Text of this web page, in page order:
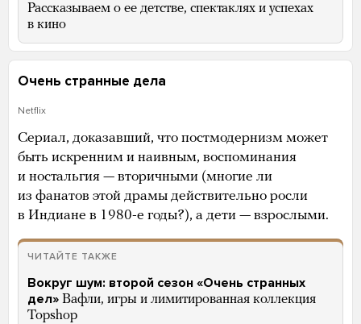
Рассказываем о ее детстве, спектаклях и успехах
в кино
Очень странные дела
Netflix
Сериал, доказавший, что постмодернизм может
быть искренним и наивным, воспоминания
и ностальгия — вторичными (многие ли
из фанатов этой драмы действительно росли
в Индиане в 1980-е годы?), а дети — взрослыми.
ЧИТАЙТЕ ТАКЖЕ
Вокруг шум: второй сезон «Очень странных
дел» Вафли, игры и лимитированная коллекция
Topshop